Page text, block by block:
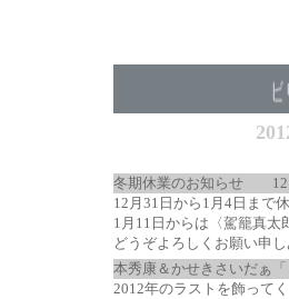
冬期休業のお知らせ
12月31日から1月4日まで
1月11日からは〈駕籠真太
どうぞよろしくお願い申
本秀康＆かせきさいだぁ
2012年のラストを飾って